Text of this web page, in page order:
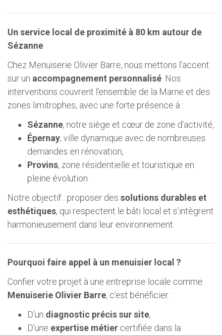
Un service local de proximité à 80 km autour de
Sézanne
Chez Menuiserie Olivier Barre, nous mettons l’accent
sur un accompagnement personnalisé . Nos
interventions couvrent l’ensemble de la Marne et des
zones limitrophes, avec une forte présence à :
Sézanne, notre siège et cœur de zone d’activité,
Épernay, ville dynamique avec de nombreuses
demandes en rénovation,
Provins, zone résidentielle et touristique en
pleine évolution.
Notre objectif : proposer des solutions durables et
esthétiques, qui respectent le bâti local et s’intègrent
harmonieusement dans leur environnement.
Pourquoi faire appel à un menuisier local ?
Confier votre projet à une entreprise locale comme
Menuiserie Olivier Barre, c’est bénéficier :
D’un diagnostic précis sur site,
D’une expertise métier certifiée dans la